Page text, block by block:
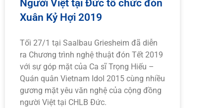
Người Việt tại Đức tổ chức đón
Xuân Kỷ Hợi 2019
Tối 27/1 tại Saalbau Griesheim đã diễn
ra Chương trình nghệ thuật đón Tết 2019
với sự góp mặt của Ca sĩ Trọng Hiếu –
Quán quân Vietnam Idol 2015 cùng nhiều
gương mặt yêu văn nghệ của cộng đồng
người Việt tại CHLB Đức.